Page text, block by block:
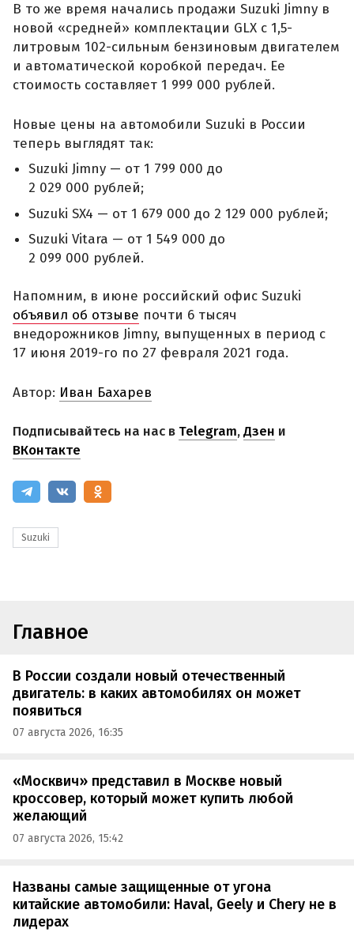
В то же время начались продажи Suzuki Jimny в
новой «средней» комплектации GLX с 1,5-
литровым 102-сильным бензиновым двигателем
и автоматической коробкой передач. Ее
стоимость составляет 1 999 000 рублей.
Новые цены на автомобили Suzuki в России
теперь выглядят так:
Suzuki Jimny — от 1 799 000 до
2 029 000 рублей;
Suzuki SX4 — от 1 679 000 до 2 129 000 рублей;
Suzuki Vitara — от 1 549 000 до
2 099 000 рублей.
Напомним, в июне российский офис Suzuki
объявил об отзыве почти 6 тысяч
внедорожников Jimny, выпущенных в период с
17 июня 2019-го по 27 февраля 2021 года.
Автор: Иван Бахарев
Подписывайтесь на нас в Telegram,Дзен и
ВКонтакте
Suzuki
Главное
В России создали новый отечественный
двигатель: в каких автомобилях он может
появиться
07 августа 2026, 16:35
«Москвич» представил в Москве новый
кроссовер, который может купить любой
желающий
07 августа 2026, 15:42
Названы самые защищенные от угона
китайские автомобили: Haval, Geely и Chery не в
лидерах